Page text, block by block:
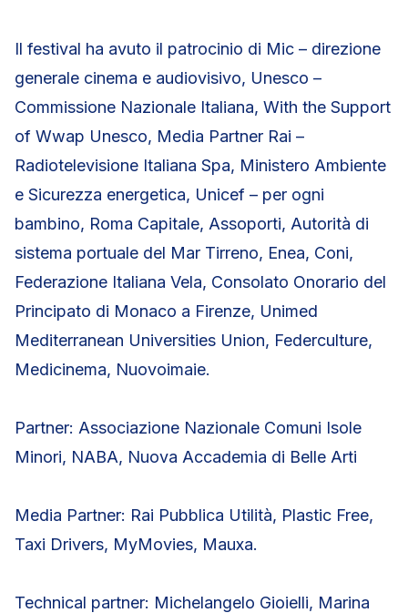
Il festival ha avuto il patrocinio di Mic – direzione
generale cinema e audiovisivo, Unesco –
Commissione Nazionale Italiana, With the Support
of Wwap Unesco, Media Partner Rai –
Radiotelevisione Italiana Spa, Ministero Ambiente
e Sicurezza energetica, Unicef – per ogni
bambino, Roma Capitale, Assoporti, Autorità di
sistema portuale del Mar Tirreno, Enea, Coni,
Federazione Italiana Vela, Consolato Onorario del
Principato di Monaco a Firenze, Unimed
Mediterranean Universities Union, Federculture,
Medicinema, Nuovoimaie.
Partner: Associazione Nazionale Comuni Isole
Minori, NABA, Nuova Accademia di Belle Arti
Media Partner: Rai Pubblica Utilità, Plastic Free,
Taxi Drivers, MyMovies, Mauxa.
Technical partner: Michelangelo Gioielli, Marina